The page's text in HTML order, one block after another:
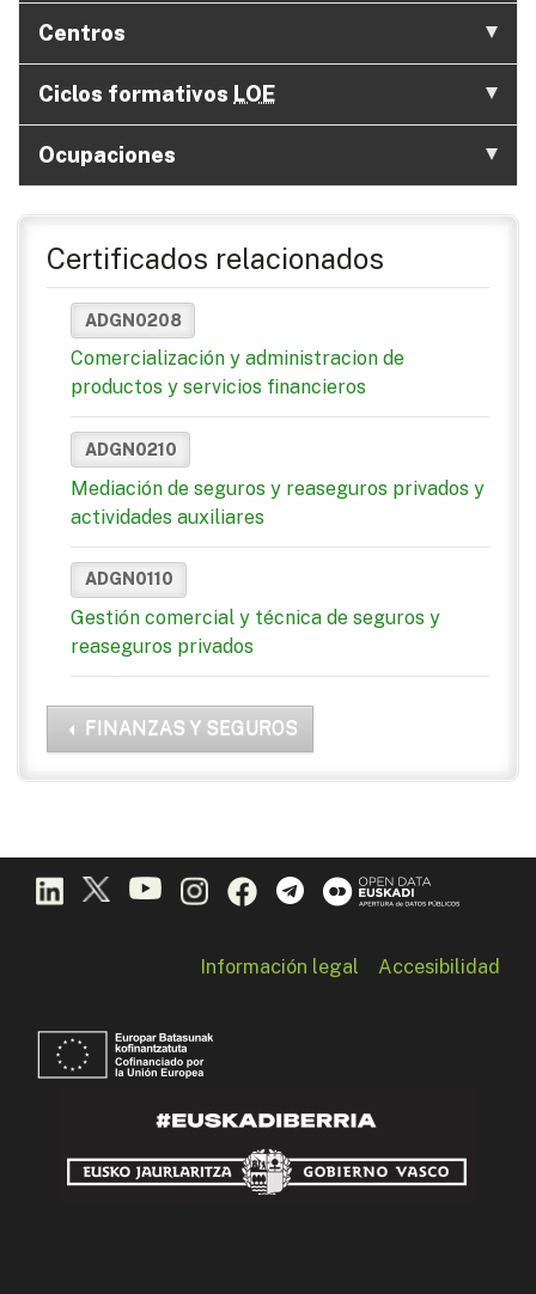
Centros
Ciclos formativos LOE
Ocupaciones
Certificados relacionados
ADGN0208
Comercialización y administracion de
productos y servicios financieros
ADGN0210
Mediación de seguros y reaseguros privados y
actividades auxiliares
ADGN0110
Gestión comercial y técnica de seguros y
reaseguros privados
FINANZAS Y SEGUROS
Información legal Accesibilidad